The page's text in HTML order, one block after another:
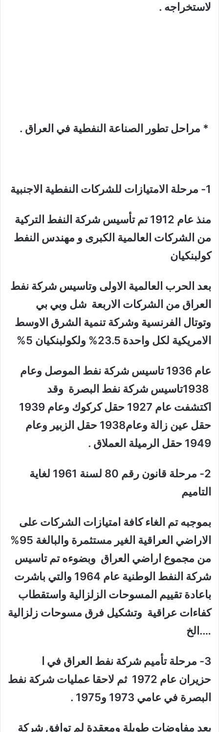
لاستخراجه .
* مراحل تطور الصناعة النفطية في العراق .
1- مرحلة الامتيازات للشركات النفطية الاجنبية
منذ عام 1912 تم تأسيس شركة النفط التركية
من الشركات العالمية الكبرى و مهندس النفط
كولبنكيان
بعد الحرب العالمية الاولى وتاسيس شركة نفط
العراق من الشركات الاربعة شل وبي بي
وتوتال الفرنسية وشركة تنمية الشرق الاوسط
الامريكية لكل واحدة 23.5% ولكولبنكيان 5%
عام 1936 تاسيس شركة نفط الموصل وعام
1938تاسيس شركة نفط البصرة وقد
اكتشفت عام 1927 حقل كركوك وعام 1939
حقل عين زالة وعام1938 حقل الزبير وعام
1949 حقل الرميلة العملاق .
2- مرحلة قانون رقم 80 لسنة 1961 لغاية
التاميم
بموجبه تم الغاء كافة امتيازات الشركات على
الاراضي العراقية الغير مستثمرة والبالغة 95%
من مجموع اراضي العراق وبضوءه تم تاسيس
شركة النفط الوطنية عام 1964 والتي باشرت
باعادة تقييم المسوحات الزلزالية واستقطاب
كفاءات عراقية وتشكيل فرق مسوحات زلزالية
….الخ
3- مرحلة تأميم شركة نفط العراق في ا
حزيران عام 1972 ثم لاحقا عمليات شركة نفط
البصرة في عامي 1973 و1975 .
بعد مفاوضات طويلة ومعقدة لم توافق شركة